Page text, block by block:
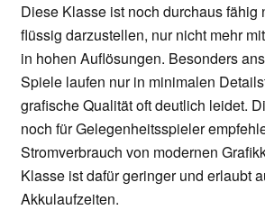
Diese Klasse ist noch durchaus fähig
flüssig darzustellen, nur nicht mehr
in hohen Auflösungen. Besonders
Spiele laufen nur in minimalen
grafische Qualität oft deutlich leidet.
noch für Gelegenheitsspieler
Stromverbrauch von modernen
Klasse ist dafür geringer und erlaubt
Akkulaufzeiten.